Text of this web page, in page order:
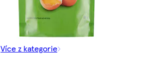
Více z kategorie